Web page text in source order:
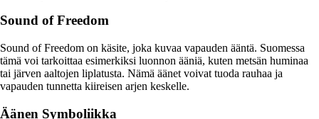
Sound of Freedom
Sound of Freedom on käsite, joka kuvaa vapauden ääntä. Suomessa
tämä voi tarkoittaa esimerkiksi luonnon ääniä, kuten metsän huminaa
tai järven aaltojen liplatusta. Nämä äänet voivat tuoda rauhaa ja
vapauden tunnetta kiireisen arjen keskelle.
Äänen Symboliikka